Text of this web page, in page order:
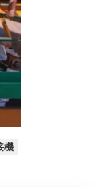
機